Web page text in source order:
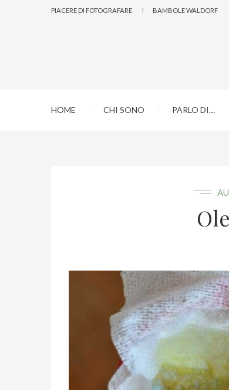
PIACERE DI FOTOGRAFARE BAMBOLE WALDORF
HOME CHI SONO PARLO DI…